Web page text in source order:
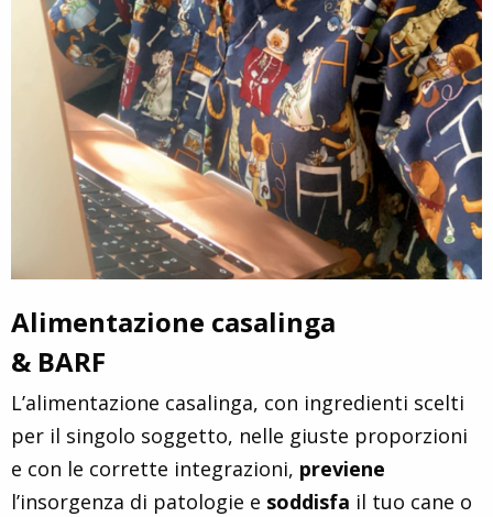
Alimentazione casalinga
& BARF
L’alimentazione casalinga, con ingredienti scelti
per il singolo soggetto, nelle giuste proporzioni
e con le corrette integrazioni, previene
l’insorgenza di patologie e soddisfa il tuo cane o